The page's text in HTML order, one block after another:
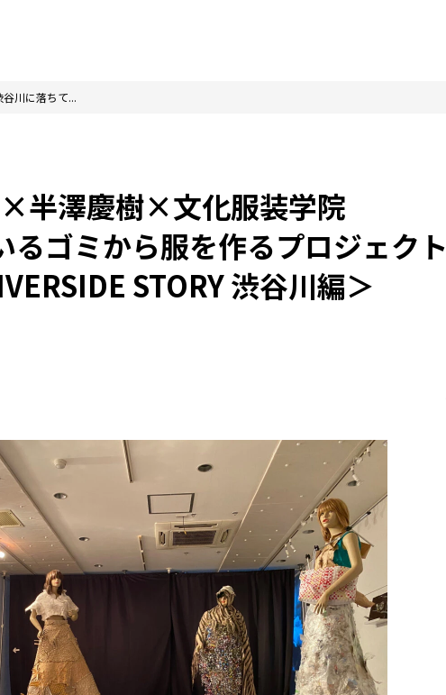
川に落ちて...
半澤慶樹×文化服装学院
るゴミから服を作るプロジェクト
STORY 渋谷川編＞